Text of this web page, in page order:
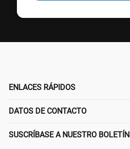
ENLACES RÁPIDOS
DATOS DE CONTACTO
SUSCRÍBASE A NUESTRO BOLETÍN